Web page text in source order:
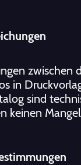
zwischen
in
sind
keinen